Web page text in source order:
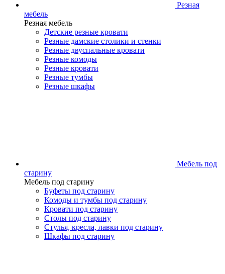
Резная
мебель
Резная мебель
Детские резные кровати
Резные дамские столики и стенки
Резные двуспальные кровати
Резные комоды
Резные кровати
Резные тумбы
Резные шкафы
Мебель под
старину
Мебель под старину
Буфеты под старину
Комоды и тумбы под старину
Кровати под старину
Столы под старину
Стулья, кресла, лавки под старину
Шкафы под старину